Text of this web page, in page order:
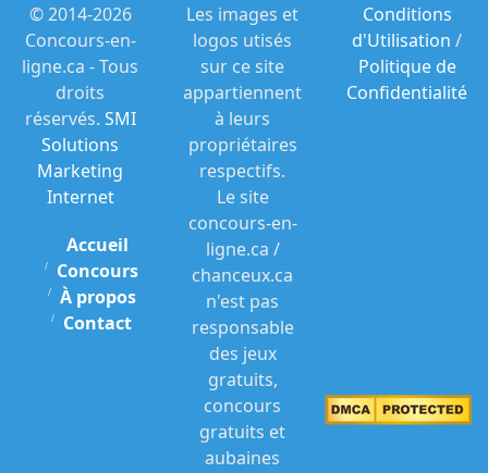
© 2014-2026
Concours-en-
ligne.ca - Tous
droits
réservés. SMI
Solutions
Marketing
Internet
Accueil
Concours
À propos
Contact
Les images et
logos utisés
sur ce site
appartiennent
à leurs
propriétaires
respectifs.
Le site
concours-en-
ligne.ca /
chanceux.ca
n'est pas
responsable
des jeux
gratuits,
concours
gratuits et
aubaines
Conditions
d'Utilisation /
Politique de
Confidentialité